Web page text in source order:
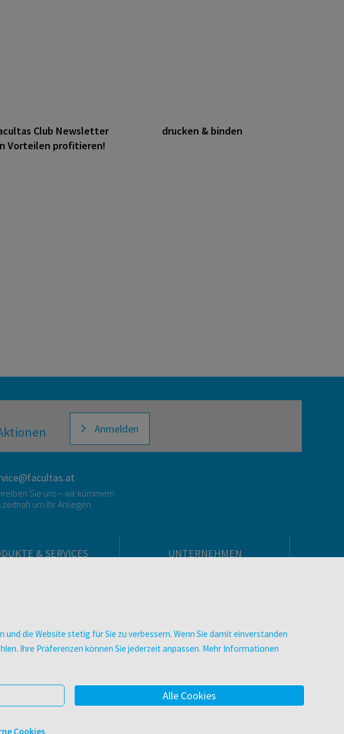
Club Newsletter
Vorteilen profitieren!
drucken & binden
Anmelden
Sie uns – wir kümmern
zeitnah um Ihr Anliegen.
& SERVICES
facultas druckt.
Kopierservice
UNTERNEHMEN
Datenschutz & Cookies
AGB
die Website stetig für Sie zu verbessern. Wenn Sie damit einverstanden
Ihre Präferenzen können Sie jederzeit anpassen. Mehr Informationen
Alle Cookies
Cookies